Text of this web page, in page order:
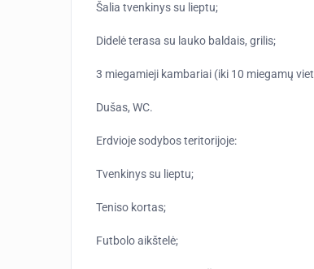
Šalia tvenkinys su lieptu;
Didelė terasa su lauko baldais, grilis;
3 miegamieji kambariai (iki 10 miegamų
Dušas, WC.
Erdvioje sodybos teritorijoje:
Tvenkinys su lieptu;
Teniso kortas;
Futbolo aikštelė;